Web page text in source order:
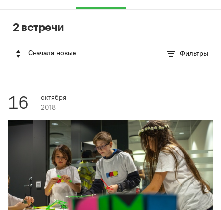
2 встречи
Сначала новые Фильтры
16
октября
2018